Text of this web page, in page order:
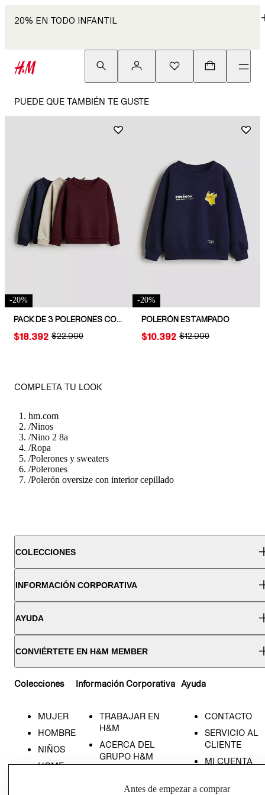
20% EN TODO INFANTIL
PUEDE QUE TAMBIÉN TE GUSTE
-20%
PACK DE 3 POLERONES CON INTERIOR CEPILLADO
ORIGINAL PRICE:
$22.990
PRICE:
$18.392
-20%
POLERÓN ESTAMPADO
ORIGINAL PRICE:
$12.990
PRICE:
$10.392
COMPLETA TU LOOK
hm.com
/Ninos
/Nino 2 8a
/Ropa
/Polerones y sweaters
/Polerones
/Polerón oversize con interior cepillado
COLECCIONES
INFORMACIÓN CORPORATIVA
AYUDA
CONVIÉRTETE EN H&M MEMBER
Colecciones
MUJER
HOMBRE
NIÑOS
HOME
Información Corporativa
TRABAJAR EN
H&M
ACERCA DEL
GRUPO H&M
SOCIAL
Ayuda
CONTACTO
SERVICIO AL
CLIENTE
MI CUENTA
TIENDAS
Antes de empezar a comprar